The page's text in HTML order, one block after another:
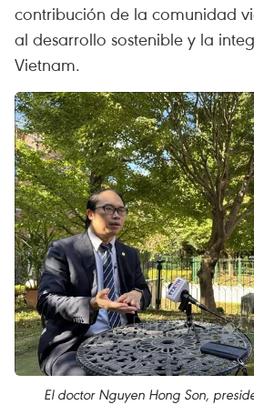
contribución de la comunidad
al desarrollo sostenible y la
Vietnam.
El doctor Nguyen Hong Son,